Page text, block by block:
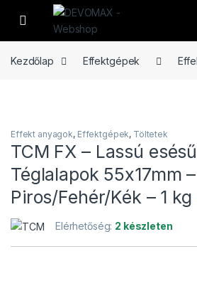
Ugrás a navigációhoz
Ugrás a tartalomhoz
Open
Kezdőlap Effektgépek
Effekt anyagok, Effektgépek, Töltetek
TCM FX – Lassú
Téglalapok 55x17mm –
Piros/Fehér/Kék – 1 kg
Elérhetőség: 2 készleten